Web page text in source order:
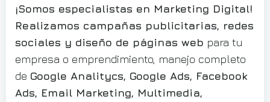
¡Somos especialistas en Marketing Digital!
Realizamos campañas publicitarias, redes
sociales y diseño de páginas web para tu
empresa o emprendimiento, manejo completo
de Google Analitycs, Google Ads, Facebook
Ads, Email Marketing, Multimedia,